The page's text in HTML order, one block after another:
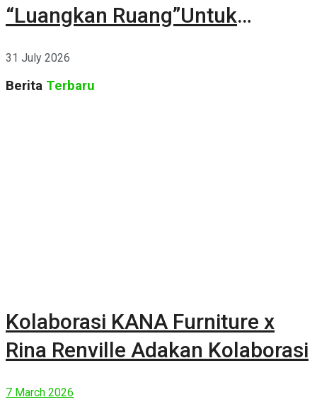
“Luangkan Ruang”Untuk
31 July 2026
Berita Terbaru
Kolaborasi KANA Furniture x
Rina Renville Adakan Kolaborasi
7 March 2026